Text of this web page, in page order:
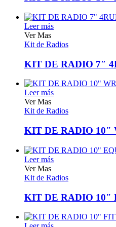
Leer más
Ver Mas
Kit de Radios
KIT DE RADIO 7″
Leer más
Ver Mas
Kit de Radios
KIT DE RADIO 10″
Leer más
Ver Mas
Kit de Radios
KIT DE RADIO 10″